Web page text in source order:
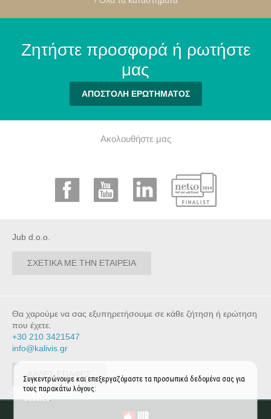
Ζητήστε προσφορά ή ρωτήστε
μας
ΑΠΟΣΤΟΛΗ ΕΡΩΤΗΜΑΤΟΣ
Ακολουθήστε μας
Jub d.o.o.
ΣΧΕΤΙΚΑ ΜΕ ΤΗΝ ΕΤΑΙΡΕΙΑ
Θα χαρούμε να σας εξυπηρετήσουμε σε κάθε ζήτηση ή ερώτηση
που έχετε.
+30 210 3421547
info@kalivis.gr
ΑΛΛΕΣ ΕΠΑΦΕΣ
Συγκεντρώνουμε και επεξεργαζόμαστε τα προσωπικά δεδομένα σας για
τους παρακάτω λόγους:
Cookies.